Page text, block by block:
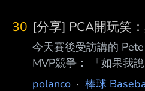
發6局
傑憲也盡地主之誼，
食。他在社群平台PO
「謝謝，台南！」貼文
得好美，古蹟、海、
再來玩！追夢的男人真
30 [分享] PCA開玩笑
今天賽後受訪講的
MVP競爭： 「如果我
真的太假了。但如果我
polanco · 棒球